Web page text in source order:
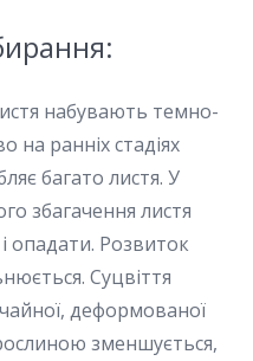
набувають темно-
на ранніх стадіях
багато листя. У
збагачення листя
опадати. Розвиток
Суцвіття
деформованої
зменшується,